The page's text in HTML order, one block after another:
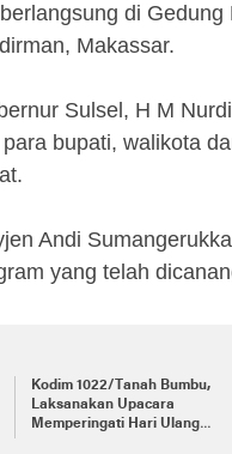
di
Makassar.
Sulsel, H M
bupati, walikota
Andi
yang telah
Kodim 1022/Tanah Bumbu,
Laksanakan Upacara
Memperingati Hari Ulang